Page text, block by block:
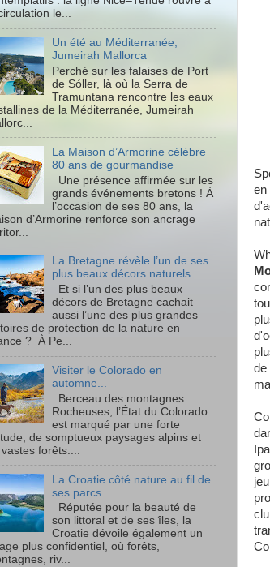
en
le...
Un été au Méditerranée,
Jumeirah Mallorca
Perché sur les falaises de Port
de Sóller, là où la Serra de
Tramuntana rencontre les eaux
de la Méditerranée, Jumeirah
La Maison d’Armorine célèbre
80 ans de gourmandise
Une présence affirmée sur les
grands événements bretons ! À
l’occasion de ses 80 ans, la
d’Armorine renforce son ancrage
La Bretagne révèle l’un de ses
plus beaux décors naturels
Et si l’un des plus beaux
décors de Bretagne cachait
aussi l’une des plus grandes
de protection de la nature en
? À Pe...
Visiter le Colorado en
automne...
Berceau des montagnes
Rocheuses, l’État du Colorado
est marqué par une forte
de somptueux paysages alpins et
forêts....
La Croatie côté nature au fil de
ses parcs
Réputée pour la beauté de
son littoral et de ses îles, la
Croatie dévoile également un
plus confidentiel, où forêts,
riv...